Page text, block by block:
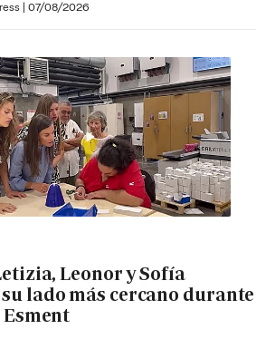
| 07/08/2026
Leonor y Sofía
lado más cercano durante